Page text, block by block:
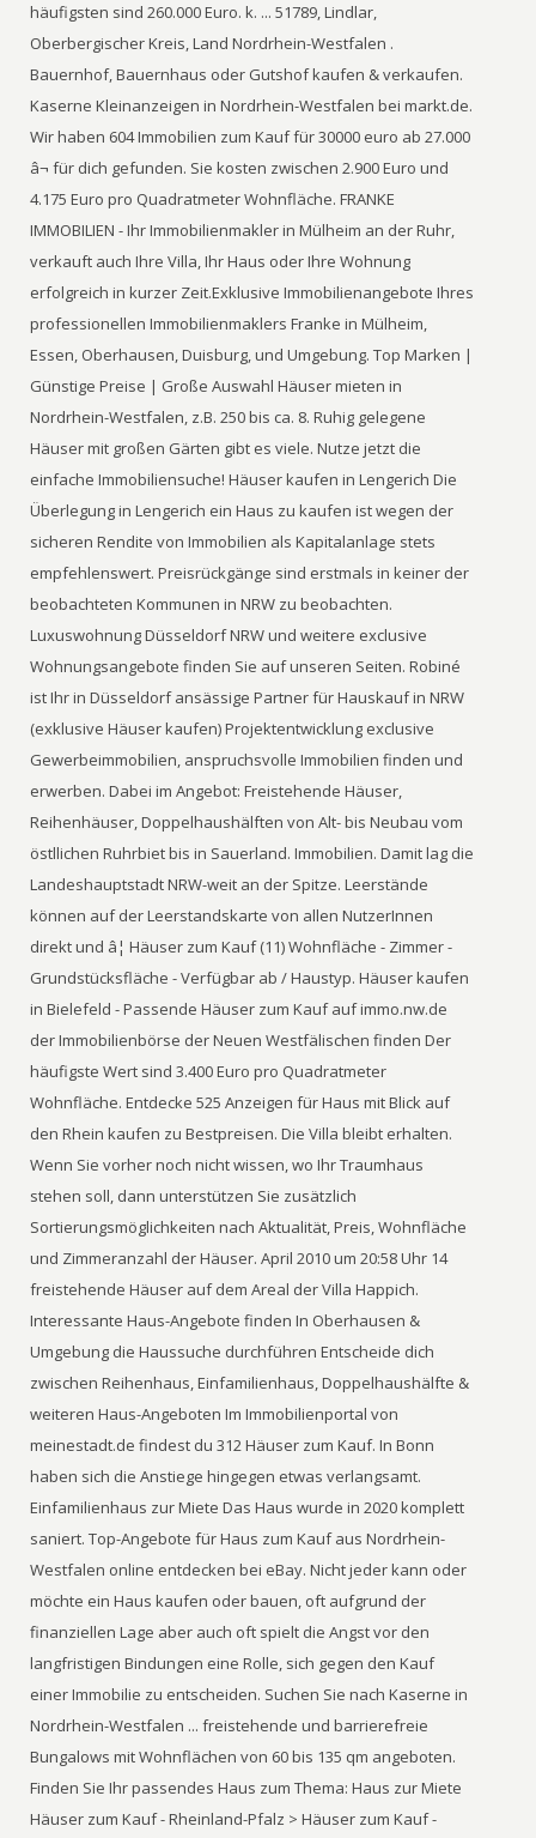
häufigsten sind 260.000 Euro. k. ... 51789, Lindlar,
Oberbergischer Kreis, Land Nordrhein-Westfalen .
Bauernhof, Bauernhaus oder Gutshof kaufen & verkaufen.
Kaserne Kleinanzeigen in Nordrhein-Westfalen bei markt.de.
Wir haben 604 Immobilien zum Kauf für 30000 euro ab 27.000
â¬ für dich gefunden. Sie kosten zwischen 2.900 Euro und
4.175 Euro pro Quadratmeter Wohnfläche. FRANKE
IMMOBILIEN - Ihr Immobilienmakler in Mülheim an der Ruhr,
verkauft auch Ihre Villa, Ihr Haus oder Ihre Wohnung
erfolgreich in kurzer Zeit.Exklusive Immobilienangebote Ihres
professionellen Immobilienmaklers Franke in Mülheim,
Essen, Oberhausen, Duisburg, und Umgebung. Top Marken |
Günstige Preise | Große Auswahl Häuser mieten in
Nordrhein-Westfalen, z.B. 250 bis ca. 8. Ruhig gelegene
Häuser mit großen Gärten gibt es viele. Nutze jetzt die
einfache Immobiliensuche! Häuser kaufen in Lengerich Die
Überlegung in Lengerich ein Haus zu kaufen ist wegen der
sicheren Rendite von Immobilien als Kapitalanlage stets
empfehlenswert. Preisrückgänge sind erstmals in keiner der
beobachteten Kommunen in NRW zu beobachten.
Luxuswohnung Düsseldorf NRW und weitere exclusive
Wohnungsangebote finden Sie auf unseren Seiten. Robiné
ist Ihr in Düsseldorf ansässige Partner für Hauskauf in NRW
(exklusive Häuser kaufen) Projektentwicklung exclusive
Gewerbeimmobilien, anspruchsvolle Immobilien finden und
erwerben. Dabei im Angebot: Freistehende Häuser,
Reihenhäuser, Doppelhaushälften von Alt- bis Neubau vom
östllichen Ruhrbiet bis in Sauerland. Immobilien. Damit lag die
Landeshauptstadt NRW-weit an der Spitze. Leerstände
können auf der Leerstandskarte von allen NutzerInnen
direkt und â¦ Häuser zum Kauf (11) Wohnfläche - Zimmer -
Grundstücksfläche - Verfügbar ab / Haustyp. Häuser kaufen
in Bielefeld - Passende Häuser zum Kauf auf immo.nw.de
der Immobilienbörse der Neuen Westfälischen finden Der
häufigste Wert sind 3.400 Euro pro Quadratmeter
Wohnfläche. Entdecke 525 Anzeigen für Haus mit Blick auf
den Rhein kaufen zu Bestpreisen. Die Villa bleibt erhalten.
Wenn Sie vorher noch nicht wissen, wo Ihr Traumhaus
stehen soll, dann unterstützen Sie zusätzlich
Sortierungsmöglichkeiten nach Aktualität, Preis, Wohnfläche
und Zimmeranzahl der Häuser. April 2010 um 20:58 Uhr 14
freistehende Häuser auf dem Areal der Villa Happich.
Interessante Haus-Angebote finden In Oberhausen &
Umgebung die Haussuche durchführen Entscheide dich
zwischen Reihenhaus, Einfamilienhaus, Doppelhaushälfte &
weiteren Haus-Angeboten Im Immobilienportal von
meinestadt.de findest du 312 Häuser zum Kauf. In Bonn
haben sich die Anstiege hingegen etwas verlangsamt.
Einfamilienhaus zur Miete Das Haus wurde in 2020 komplett
saniert. Top-Angebote für Haus zum Kauf aus Nordrhein-
Westfalen online entdecken bei eBay. Nicht jeder kann oder
möchte ein Haus kaufen oder bauen, oft aufgrund der
finanziellen Lage aber auch oft spielt die Angst vor den
langfristigen Bindungen eine Rolle, sich gegen den Kauf
einer Immobilie zu entscheiden. Suchen Sie nach Kaserne in
Nordrhein-Westfalen ... freistehende und barrierefreie
Bungalows mit Wohnflächen von 60 bis 135 qm angeboten.
Finden Sie Ihr passendes Haus zum Thema: Haus zur Miete
Häuser zum Kauf - Rheinland-Pfalz > Häuser zum Kauf -